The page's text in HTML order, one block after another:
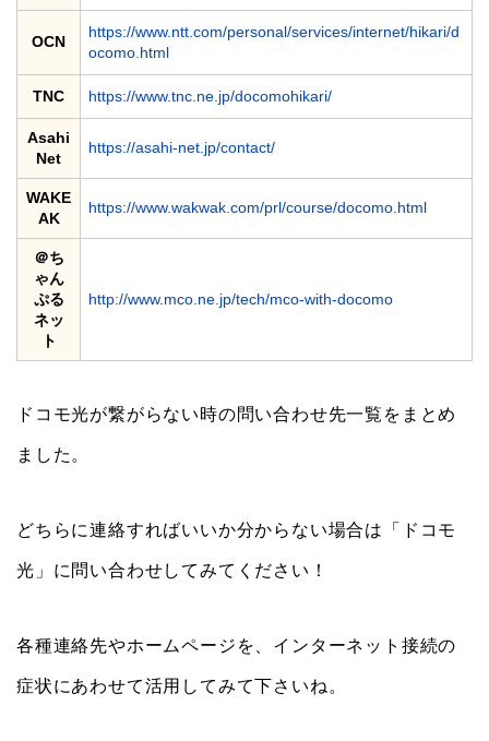
OCN
https://www.ntt.com/personal/services/internet/hikari/d
ocomo.html
TNC https://www.tnc.ne.jp/docomohikari/
Asahi
Net
https://asahi-net.jp/contact/
WAKE
AK
https://www.wakwak.com/prl/course/docomo.html
＠ち
ゃん
ぷる
ネッ
ト
http://www.mco.ne.jp/tech/mco-with-docomo
ドコモ光が繋がらない時の問い合わせ先一覧をまとめ
ました。
どちらに連絡すればいいか分からない場合は「ドコモ
光」に問い合わせしてみてください！
各種連絡先やホームページを、インターネット接続の
症状にあわせて活用してみて下さいね。